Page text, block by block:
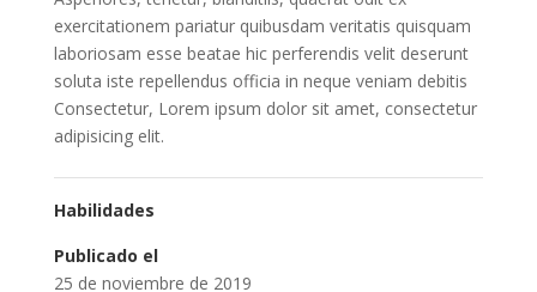
exercitationem pariatur quibusdam veritatis quisquam
laboriosam esse beatae hic perferendis velit deserunt
soluta iste repellendus officia in neque veniam debitis
Consectetur, Lorem ipsum dolor sit amet, consectetur
adipisicing elit.
Habilidades
Publicado el
25 de noviembre de 2019